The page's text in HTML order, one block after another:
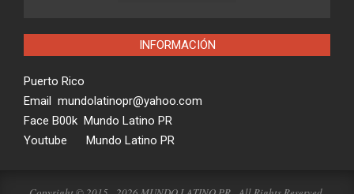
INFORMACIÓN
Puerto Rico
Email mundolatinopr@yahoo.com
Face B00k Mundo Latino PR
Youtube Mundo Latino PR